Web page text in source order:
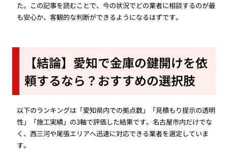
た。この記事を読むことで、今の状況でどの業者に相談するのが最
も安心か、客観的な判断ができるようになるはずです。
【結論】愛知で金庫の鍵開けを依
頼するなら？おすすめの選択肢
以下のランキングは「愛知県内での拠点数」「見積もり提示の透明
性」「施工実績」の3軸で評価した結果です。名古屋市内だけでな
く、西三河や尾張エリアへ迅速に対応できる業者を選定していま
す。